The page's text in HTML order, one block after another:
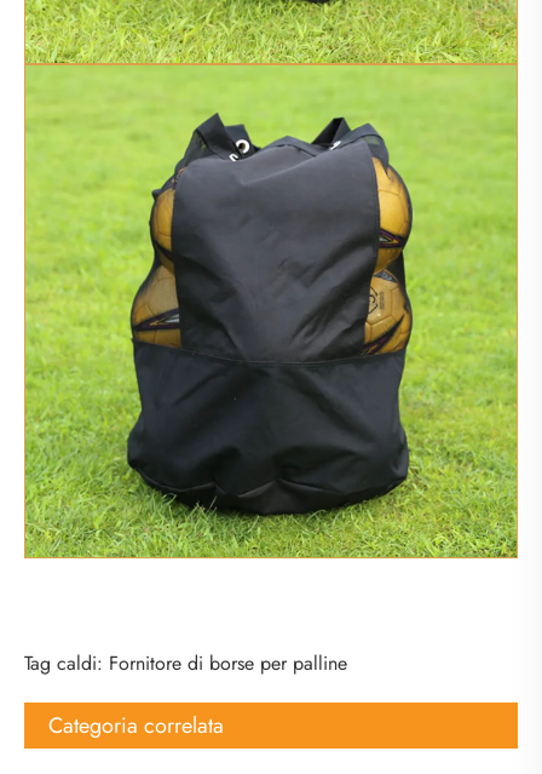
Tag caldi: Fornitore di borse per palline
Categoria correlata